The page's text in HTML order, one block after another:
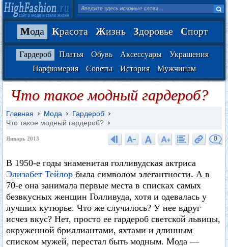
Мода Красота Жизнь Здоровье Спорт
Гардероб Платья Обувь Аксессуары
Украшения
Парфюмерия
Советы История Мужчинам
Что такое модный гардероб?
Главная Мода
Гардероб
Что такое модный гардероб?
Январь 2013 0
В 1950-е годы знаменитая голливудская актриса
Элизабет Тейлор была символом элегантности. А в
70-е она занимала первые места в списках самых
безвкусных женщин Голливуда, хотя и одевалась у
лучших кутюрье. Что же случилось? У нее вдруг
исчез вкус? Нет, просто ее гардероб светской львицы,
окруженной бриллиантами, яхтами и длинным
списком мужей, перестал быть модным. Мода —